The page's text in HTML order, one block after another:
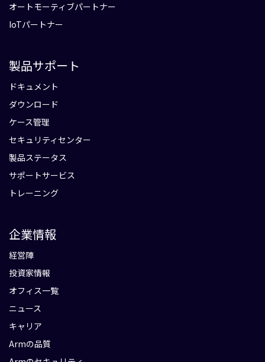
オートモーティブパートナー
IoTパートナー
製品サポート
ドキュメント
ダウンロード
ケース管理
セキュリティセンター
製品ステータス
サポートサービス
トレーニング
企業情報
経営陣
投資家情報
オフィス一覧
ニュース
キャリア
Armの品質